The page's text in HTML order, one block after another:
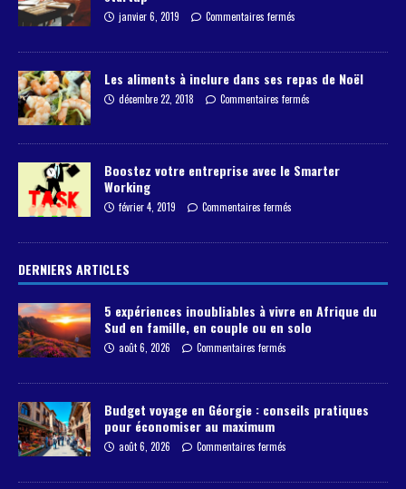
janvier 6, 2019 Commentaires fermés
Les aliments à inclure dans ses repas de Noël
décembre 22, 2018 Commentaires fermés
Boostez votre entreprise avec le Smarter
Working
février 4, 2019 Commentaires fermés
DERNIERS ARTICLES
5 expériences inoubliables à vivre en Afrique du
Sud en famille, en couple ou en solo
août 6, 2026 Commentaires fermés
Budget voyage en Géorgie : conseils pratiques
pour économiser au maximum
août 6, 2026 Commentaires fermés